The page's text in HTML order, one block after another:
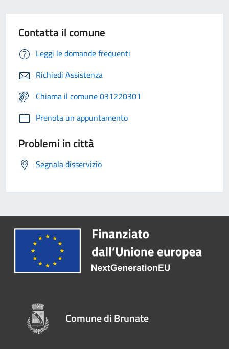
Contatta il comune
Leggi le domande frequenti
Richiedi Assistenza
Chiama il comune 031220301
Prenota un appuntamento
Problemi in città
Segnala disservizio
Comune di Brunate